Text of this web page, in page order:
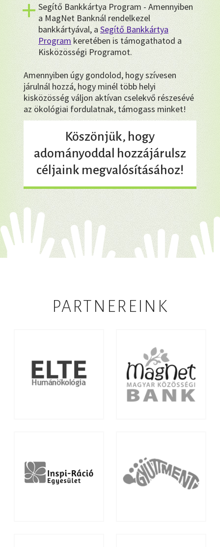
Segítő Bankkártya Program - Amennyiben
a MagNet Banknál rendelkezel
bankkártyával, aSegítő Bankkártya
Programkeretében is támogathatod a
Kisközösségi Programot.
Amennyiben úgy gondolod, hogy szívesen
járulnál hozzá, hogy minél több helyi
kisközösség váljon aktívan cselekvő részesévé
az ökológiai fordulatnak, támogass minket!
Köszönjük, hogy
adományoddal hozzájárulsz
céljaink megvalósításához!
PARTNEREINK